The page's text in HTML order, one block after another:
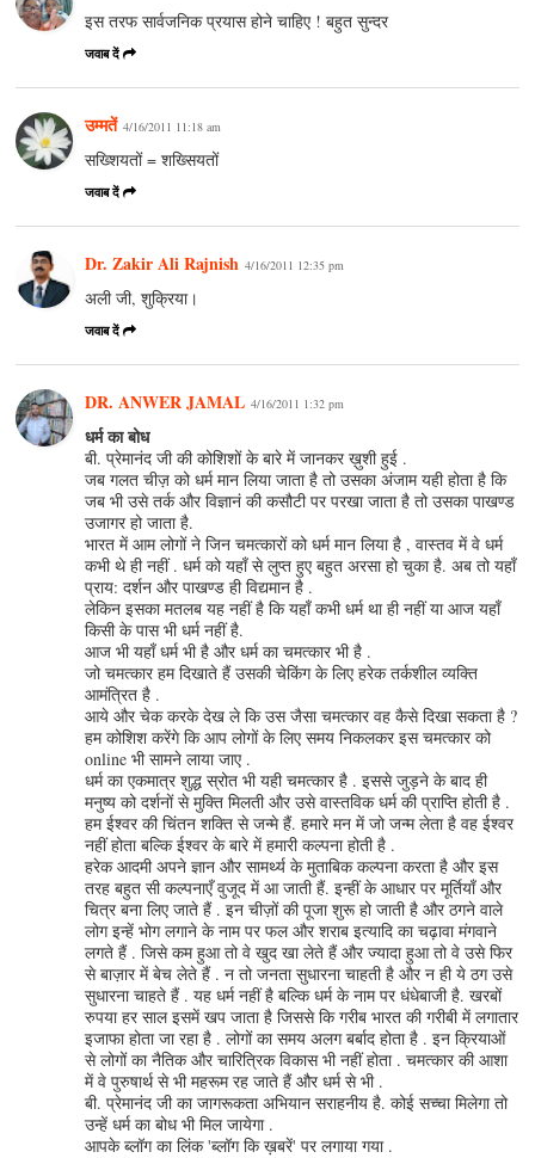
इस तरफ सार्वजनिक प्रयास होने चाहिए ! बहुत सुन्दर
जवाब दें
उम्मतें 4/16/2011 11:18 am
सख्शियतों = शख्सियतों
जवाब दें
Dr. Zakir Ali Rajnish 4/16/2011 12:35 pm
अली जी, शुक्रिया।
जवाब दें
DR. ANWER JAMAL 4/16/2011 1:32 pm
धर्म का बोध
बी. प्रेमानंद जी की कोशिशों के बारे में जानकर ख़ुशी हुई .
जब गलत चीज़ को धर्म मान लिया जाता है तो उसका अंजाम यही होता है कि
जब भी उसे तर्क और विज्ञानं की कसौटी पर परखा जाता है तो उसका पाखण्ड
उजागर हो जाता है.
भारत में आम लोगों ने जिन चमत्कारों को धर्म मान लिया है , वास्तव में वे धर्म
कभी थे ही नहीं . धर्म को यहाँ से लुप्त हुए बहुत अरसा हो चुका है. अब तो यहाँ
प्राय: दर्शन और पाखण्ड ही विद्यमान है .
लेकिन इसका मतलब यह नहीं है कि यहाँ कभी धर्म था ही नहीं या आज यहाँ
किसी के पास भी धर्म नहीं है.
आज भी यहाँ धर्म भी है और धर्म का चमत्कार भी है .
जो चमत्कार हम दिखाते हैं उसकी चेकिंग के लिए हरेक तर्कशील व्यक्ति
आमंत्रित है .
आये और चेक करके देख ले कि उस जैसा चमत्कार वह कैसे दिखा सकता है ?
हम कोशिश करेंगे कि आप लोगों के लिए समय निकलकर इस चमत्कार को
online भी सामने लाया जाए .
धर्म का एकमात्र शुद्ध स्रोत भी यही चमत्कार है . इससे जुड़ने के बाद ही
मनुष्य को दर्शनों से मुक्ति मिलती और उसे वास्तविक धर्म की प्राप्ति होती है .
हम ईश्वर की चिंतन शक्ति से जन्मे हैं. हमारे मन में जो जन्म लेता है वह ईश्वर
नहीं होता बल्कि ईश्वर के बारे में हमारी कल्पना होती है .
हरेक आदमी अपने ज्ञान और सामर्थ्य के मुताबिक कल्पना करता है और इस
तरह बहुत सी कल्पनाएँ वुजूद में आ जाती हैं. इन्हीं के आधार पर मूर्तियाँ और
चित्र बना लिए जाते हैं . इन चीज़ों की पूजा शुरू हो जाती है और ठगने वाले
लोग इन्हें भोग लगाने के नाम पर फल और शराब इत्यादि का चढ़ावा मंगवाने
लगते हैं . जिसे कम हुआ तो वे खुद खा लेते हैं और ज्यादा हुआ तो वे उसे फिर
से बाज़ार में बेच लेते हैं . न तो जनता सुधारना चाहती है और न ही ये ठग उसे
सुधारना चाहते हैं . यह धर्म नहीं है बल्कि धर्म के नाम पर धंधेबाजी है. खरबों
रुपया हर साल इसमें खप जाता है जिससे कि गरीब भारत की गरीबी में लगातार
इजाफा होता जा रहा है . लोगों का समय अलग बर्बाद होता है . इन क्रियाओं
से लोगों का नैतिक और चारित्रिक विकास भी नहीं होता . चमत्कार की आशा
में वे पुरुषार्थ से भी महरूम रह जाते हैं और धर्म से भी .
बी. प्रेमानंद जी का जागरूकता अभियान सराहनीय है. कोई सच्चा मिलेगा तो
उन्हें धर्म का बोध भी मिल जायेगा .
आपके ब्लॉग का लिंक 'ब्लॉग कि ख़बरें' पर लगाया गया .